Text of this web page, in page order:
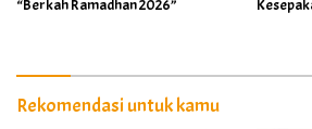
“Berkah Ramadhan 2026”
Rekomendasi untuk kamu